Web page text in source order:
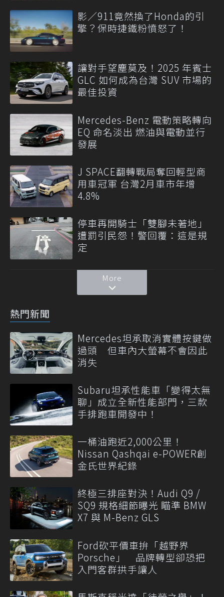
影／911竟然換了Honda的引
擎？保時捷鐵粉憤怒了！
讓對手望塵莫及！2025 年賓士
GLC 如何成為台灣 SUV 市場的
最佳投資
Mercedes-Benz 電動策略轉向
EQ 命名淡出 燃油與電動並行
發展
J SPACE翻轉戰局奪回輕型商
用車冠軍 台灣2月車市年增
4.8%
停車再開騎士「雙腳未著地」
遭罰引民怨！警回覆：這是規
定
More
熱門新聞
Mercedes坦承取消實體按鍵做
過頭 但車內大螢幕不會因此
消失
Subaru坦承性能車「變得太無
聊」成立全新性能部門，三款
手排跑車開發中！
一桶油跑近2,000公里！
Nissan Qashqai e-POWER創
金氏世界紀錄
終極三排座對決！Audi Q9 /
SQ9 規格細節曝光 瞄準 BMW
X7 與 M-Benz GLS
Ford砍平價車拚「越野界
Porsche」 品牌轉型卻恐把
入門客群拱手讓人